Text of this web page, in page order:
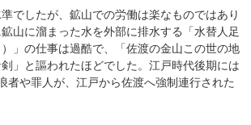
でしたが、鉱山での労働は楽なものではあり
山に溜まった水を外部に排水する「水替人足
）」の仕事は過酷で、「佐渡の金山この世の地
」と謳われたほどでした。江戸時代後期には
者や罪人が、江戸から佐渡へ強制連行された